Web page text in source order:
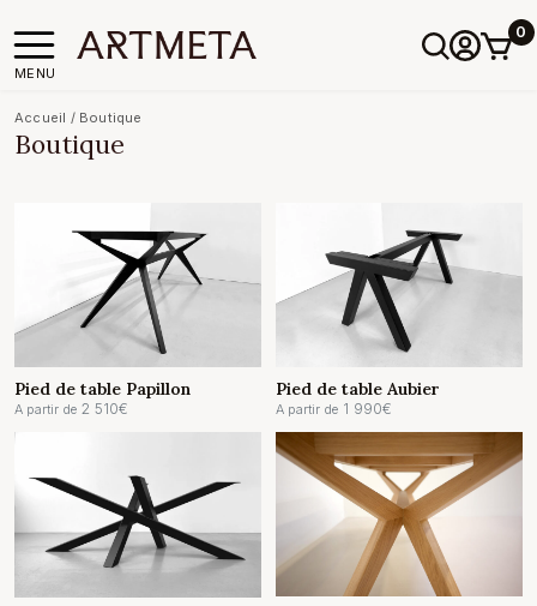
MENU
0
Accueil / Boutique
Boutique
Pied de table Papillon
A partir de 2 510€
Pied de table Aubier
A partir de 1 990€